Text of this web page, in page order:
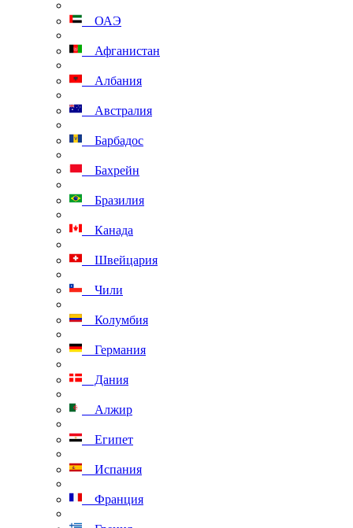
ОАЭ
Афганистан
Албания
Австралия
Барбадос
Бахрейн
Бразилия
Канада
Швейцария
Чили
Колумбия
Германия
Дания
Алжир
Египет
Испания
Франция